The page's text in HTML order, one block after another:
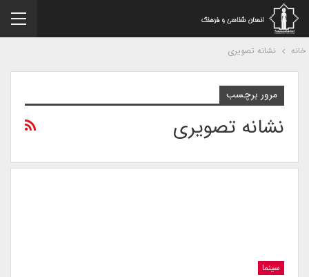
نشانه تصویری
مرور برچسب
نشانه تصویری
سینما